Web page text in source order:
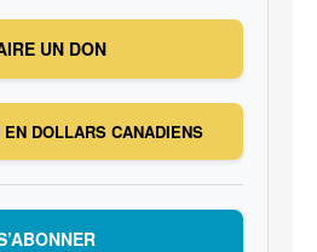
UN DON
EN DOLLARS CANADIENS